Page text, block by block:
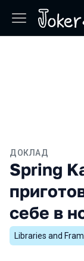
ДОКЛАД
Spring
себе в
Libraries and